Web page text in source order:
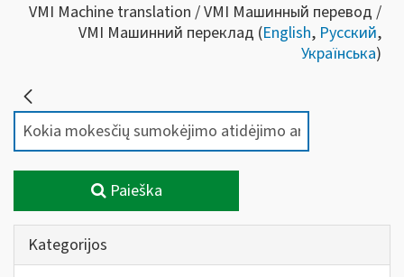
VMI Machine translation / VMI Машинный перевод /
VMI Машинний переклад (English, Русский,
Українська)
Paieška
Kategorijos